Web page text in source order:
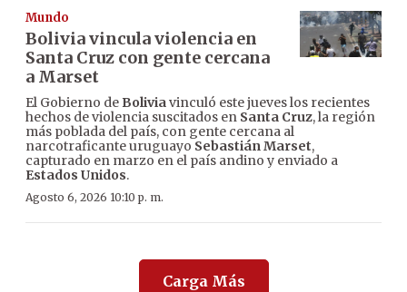
Mundo
Bolivia vincula violencia en
Santa Cruz con gente cercana
a Marset
El Gobierno de Boliviavinculó este jueves los recientes
hechos de violencia suscitados en Santa Cruz, la región
más poblada del país, con gente cercana al
narcotraficante uruguayo Sebastián Marset,
capturado en marzo en el país andino y enviado a
Estados Unidos.
Agosto 6, 2026 10:10 p. m.
Carga Más